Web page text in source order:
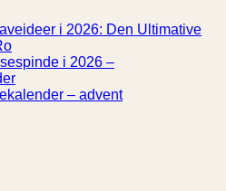
i 2026: Den Ultimative
i 2026 –
– advent